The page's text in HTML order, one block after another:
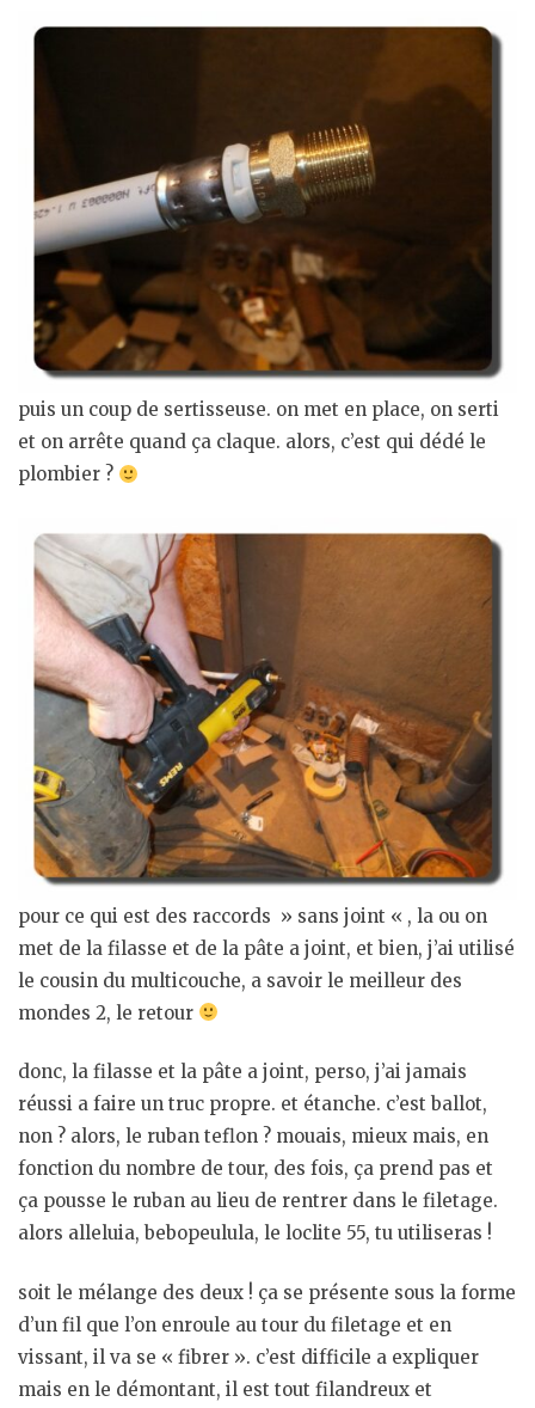
puis un coup de sertisseuse. on met en place, on serti
et on arrête quand ça claque. alors, c’est qui dédé le
plombier ?
pour ce qui est des raccords » sans joint « , la ou on
met de la filasse et de la pâte a joint, et bien, j’ai utilisé
le cousin du multicouche, a savoir le meilleur des
mondes 2, le retour
donc, la filasse et la pâte a joint, perso, j’ai jamais
réussi a faire un truc propre. et étanche. c’est ballot,
non ? alors, le ruban teflon ? mouais, mieux mais, en
fonction du nombre de tour, des fois, ça prend pas et
ça pousse le ruban au lieu de rentrer dans le filetage.
alors alleluia, bebopeulula, le loclite 55, tu utiliseras !
soit le mélange des deux ! ça se présente sous la forme
d’un fil que l’on enroule au tour du filetage et en
vissant, il va se « fibrer ». c’est difficile a expliquer
mais en le démontant, il est tout filandreux et